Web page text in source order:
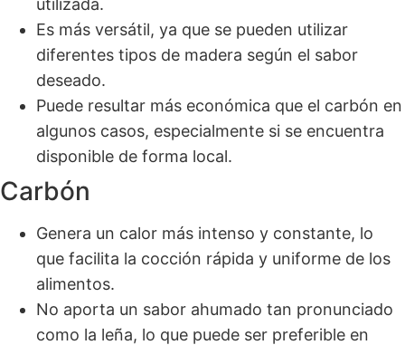
utilizada.
Es más versátil, ya que se pueden utilizar
diferentes tipos de madera según el sabor
deseado.
Puede resultar más económica que el carbón en
algunos casos, especialmente si se encuentra
disponible de forma local.
Carbón
Genera un calor más intenso y constante, lo
que facilita la cocción rápida y uniforme de los
alimentos.
No aporta un sabor ahumado tan pronunciado
como la leña, lo que puede ser preferible en